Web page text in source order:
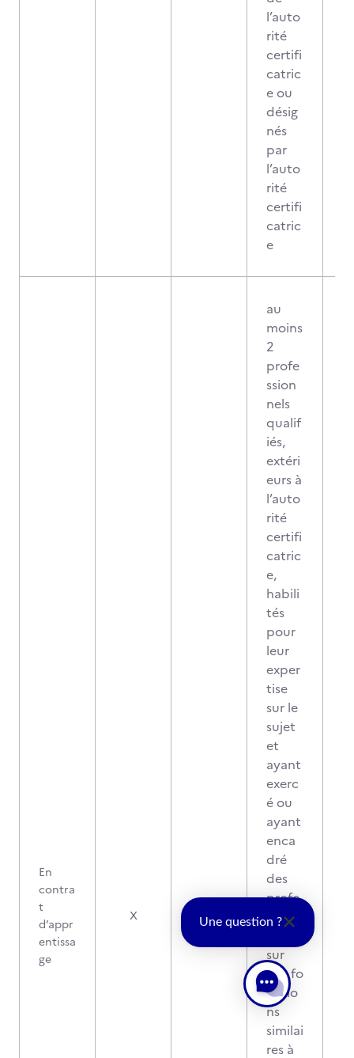
l’auto
rité
certifi
catric
e ou
désig
nés
par
l’auto
rité
certifi
catric
e
En
contra
t
d’appr
entissa
ge
X
au
moins
2
profe
ssion
nels
qualif
iés,
extéri
eurs à
l’auto
rité
certifi
catric
e,
habili
tés
pour
leur
exper
tise
sur le
sujet
et
ayant
exerc
é ou
ayant
enca
dré
des
profe
ssion
sur
des fo
nctio
ns
similai
res à
Une question ?